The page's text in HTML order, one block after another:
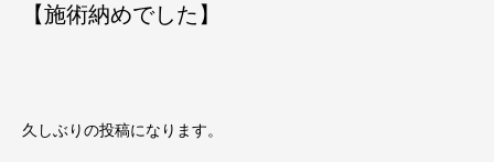
【施術納めでした】
久しぶりの投稿になります。